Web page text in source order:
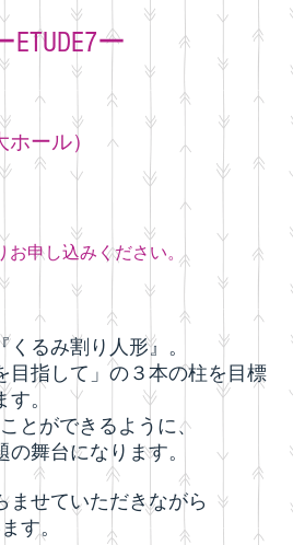
ー
ール）
お申し込みください。
るみ割り人形』。
目指して」の３本の柱を目標
。
とができるように、
舞台になります。
ませていただきながら
す。